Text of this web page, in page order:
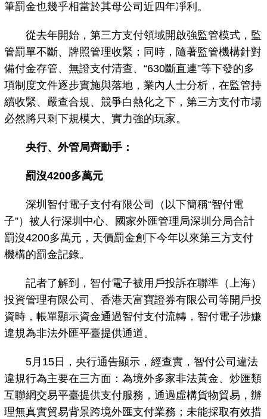
筆罰金也幾乎相當於其母公司近四年凈利。
從去年開始，第三方支付領域開啟強監管模式，監
管罰單不斷、牌照管理收緊；同時，隨著監管機構針對
備付金存管、無證支付清查、“630斷直連”等下發的多
項制度文件逐步實施與落地，業內人士分析，在監管持
續收緊、嚴查合規、競爭白熱化之下，第三方支付市場
必然將只剩下規模大、實力強的玩家。
央行、外管局齊動手：
罰沒4200多萬元
深圳智付電子支付有限公司（以下簡稱“智付電
子”）被人行深圳中心、國家外匯管理局深圳分局合計
罰沒4200多萬元，天價罰金創下今年以來第三方支付
機構的罰金記錄。
記者了解到，智付電子被用戶投訴在聯準（上海）
投資管理有限公司、香港天富寶證券有限公司等開戶投
資時，帳單顯示資金通過智付支付流轉，智付電子涉嫌
違規為非法外匯平臺提供通道。
5月15日，央行通告顯示，經查實，智付公司違法
違規行為主要在三方面：為境外多家非法黃金、炒匯類
互聯網交易平臺提供支付服務，通過虛構貨物貿易，辦
理無真實貿易背景跨境外匯支付業務；未能採取有效措